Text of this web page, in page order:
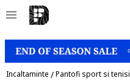
Incaltaminte /Pantofi sport si tenisi